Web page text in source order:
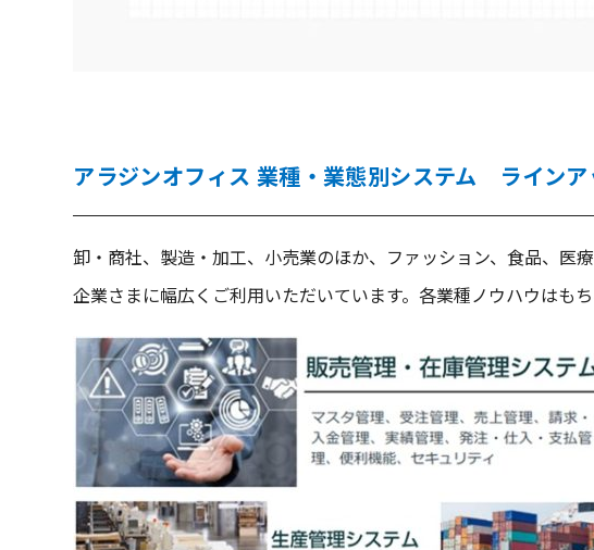
アラジンオフィス 業種・業態別システム ラインア
卸・商社、製造・加工、小売業のほか、ファッション、食品、医
企業さまに幅広くご利用いただいています。各業種ノウハウはも